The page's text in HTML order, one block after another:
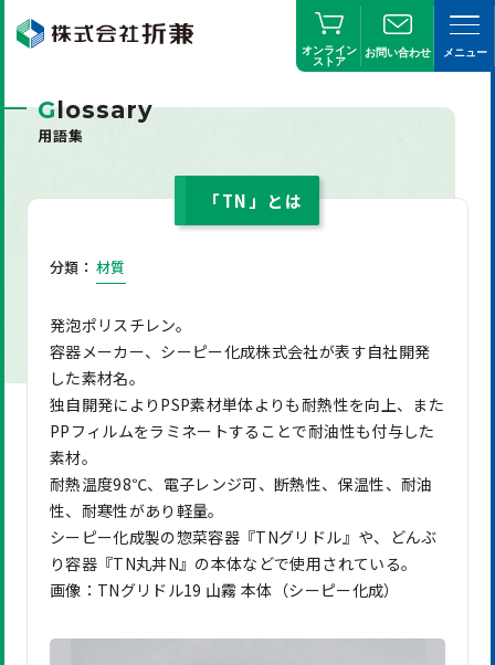
オンライン
ストア
お問い合わせ メニュー
Glossary
用語集
「TN」とは
分類： 材質
発泡ポリスチレン。
容器メーカー、シーピー化成株式会社が表す自社開発
した素材名。
独自開発によりPSP素材単体よりも耐熱性を向上、また
PPフィルムをラミネートすることで耐油性も付与した
素材。
耐熱温度98℃、電子レンジ可、断熱性、保温性、耐油
性、耐寒性があり軽量。
シーピー化成製の惣菜容器『TNグリドル』や、どんぶ
り容器『TN丸丼N』の本体などで使用されている。
画像：TNグリドル19 山霧 本体（シーピー化成）